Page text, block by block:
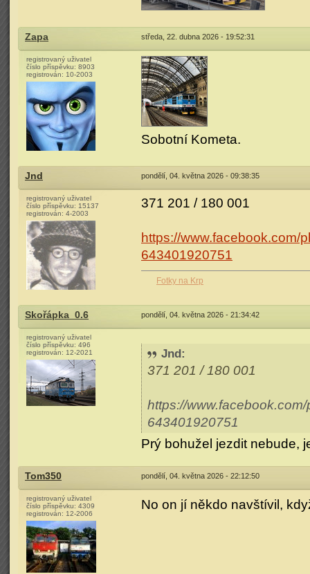
Zapa středa, 22. dubna 2026 - 19:52:31
registrovaný uživatel
číslo příspěvku: 8903
registrován: 10-2003
Sobotní Kometa.
Jnd pondělí, 04. května 2026 - 09:38:35
registrovaný uživatel
číslo příspěvku: 15137
registrován: 4-2003
371 201 / 180 001
https://www.facebook.com/
643401920751
Fotky na Krp
Skořápka_0.6 pondělí, 04. května 2026 - 21:34:42
registrovaný uživatel
číslo příspěvku: 496
registrován: 12-2021 Jnd:
371 201 / 180 001
https://
643401920751
Prý bohužel jezdit nebude,
Tom350 pondělí, 04. května 2026 - 22:12:50
registrovaný uživatel
číslo příspěvku: 4309
registrován: 12-2006
No on jí někdo navštívil,